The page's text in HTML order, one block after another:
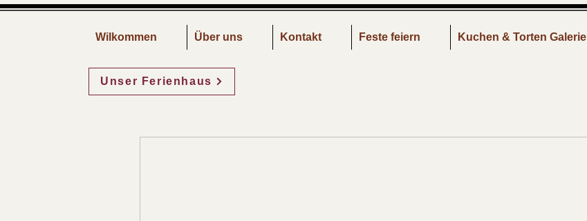
Wilkommen Über uns Kontakt Feste feiern Kuchen & Torten Galerie
Unser Ferienhaus